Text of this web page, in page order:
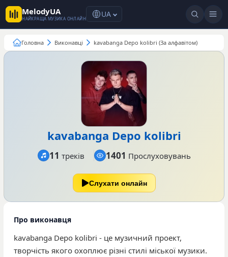
MelodyUA
НАЙКРАЩА МУЗИКА ОНЛАЙН UA
Головна Виконавці kavabanga Depo kolibri (За алфавітом)
kavabanga Depo kolibri
11 треків 1401 Прослуховувань
Слухати онлайн
Про виконавця
kavabanga Depo kolibri - це музичний проект,
творчість якого охоплює різні стилі міської музики.